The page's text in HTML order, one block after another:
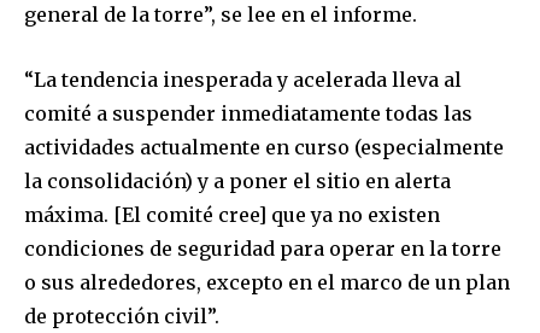
general de la torre”, se lee en el informe.
“La tendencia inesperada y acelerada lleva al
comité a suspender inmediatamente todas las
actividades actualmente en curso (especialmente
la consolidación) y a poner el sitio en alerta
máxima. [El comité cree] que ya no existen
condiciones de seguridad para operar en la torre
o sus alrededores, excepto en el marco de un plan
de protección civil”.